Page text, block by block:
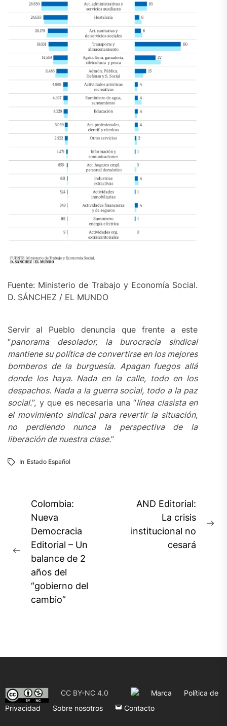
Fuente: Ministerio de Trabajo y Economía Social.
D. SÁNCHEZ / EL MUNDO
Servir al Pueblo denuncia que frente a este
“panorama desolador, la burocracia sindical
mantiene su política de convertirse en los mejores
bomberos de la burguesía. Apagan fuegos allá
donde los haya. Nada en la calle, todo en los
despachos. Nada a la guerra social, todo a la paz
social.”, y que es necesaria una “línea clasista en
el movimiento sindical para revertir la situación,
no perdiendo nunca la perspectiva de la
liberación de nuestra clase.”
In Estado Español
Navegación
entradas
Previous
post:
Colombia:
Nueva
Democracia
Editorial – Un
balance de 2
años del
“gobierno del
cambio”
AND Editorial:
La crisis
institucional no
cesará
CC BY-NC 4.0 Marca
Política de
Privacidad
Sobre nosotros Contacto